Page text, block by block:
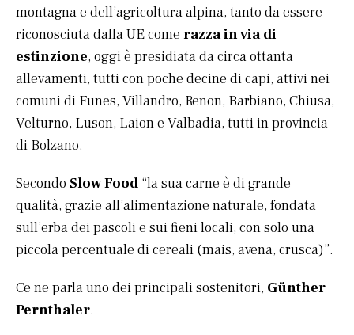
montagna e dell’agricoltura alpina, tanto da essere
riconosciuta dalla UE come razza in via di
estinzione, oggi è presidiata da circa ottanta
allevamenti, tutti con poche decine di capi, attivi nei
comuni di Funes, Villandro, Renon, Barbiano, Chiusa,
Velturno, Luson, Laion e Valbadia, tutti in provincia
di Bolzano.
Secondo Slow Food “la sua carne è di grande
qualità, grazie all’alimentazione naturale, fondata
sull’erba dei pascoli e sui fieni locali, con solo una
piccola percentuale di cereali (mais, avena, crusca)”.
Ce ne parla uno dei principali sostenitori, Günther
Pernthaler.